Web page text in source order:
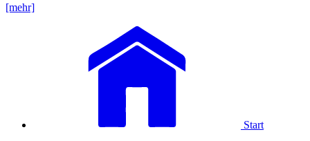
[mehr]
Start